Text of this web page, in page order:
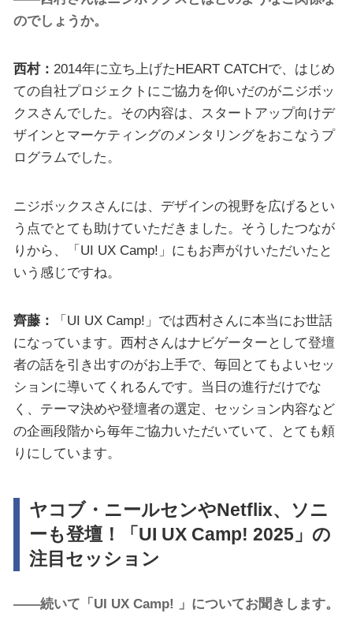
のでしょうか。
西村： 2014年に立ち上げたHEART CATCHで、はじめ
ての自社プロジェクトにご協力を仰いだのがニジボッ
クスさんでした。その内容は、スタートアップ向けデ
ザインとマーケティングのメンタリングをおこなうプ
ログラムでした。
ニジボックスさんには、デザインの視野を広げるとい
う点でとても助けていただきました。そうしたつなが
りから、「UI UX Camp!」にもお声がけいただいたと
いう感じですね。
齊藤：
「UI UX Camp!」では西村さんに本当にお世話
になっています。西村さんはナビゲーターとして登壇
者の話を引き出すのがお上手で、毎回とてもよいセッ
ションに導いてくれるんです。当日の進行だけでな
く、テーマ決めや登壇者の選定、セッション内容など
の企画段階から毎年ご協力いただいていて、とても頼
りにしています。
ヤコブ・ニールセンやNetflix、ソニ
ーも登壇！「UI UX Camp! 2025」の
注目セッション
――続いて「UI UX Camp! 」についてお聞きします。